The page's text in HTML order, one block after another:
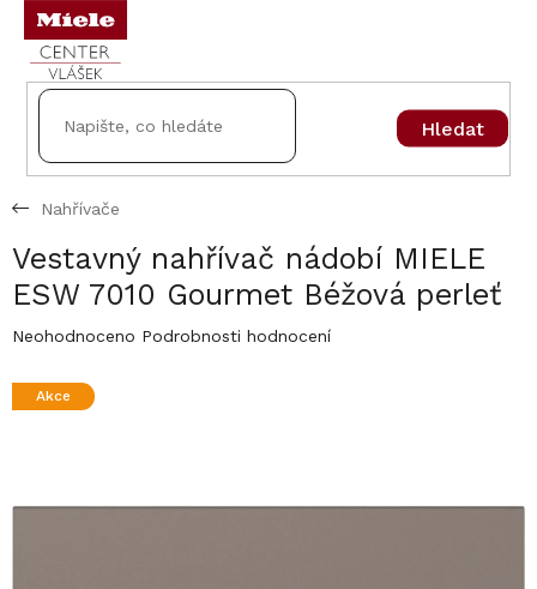
Přejít
obsah
Hledat
Nahřívače
Vestavný nahřívač nádobí MIELE
ESW 7010 Gourmet Béžová perleť
Průměrné
produktu
Neohodnoceno Podrobnosti hodnocení
Akce